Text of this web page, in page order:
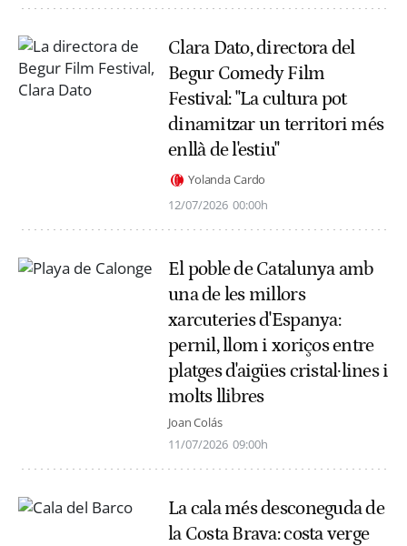
Clara Dato, directora del
Begur Comedy Film
Festival: "La cultura pot
dinamitzar un territori més
enllà de l'estiu"
Yolanda Cardo
12/07/2026 00:00h
El poble de Catalunya amb
una de les millors
xarcuteries d'Espanya:
pernil, llom i xoriços entre
platges d'aigües cristal·lines i
molts llibres
Joan Colás
11/07/2026 09:00h
La cala més desconeguda de
la Costa Brava: costa verge